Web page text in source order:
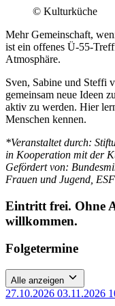
© Kulturküche
Mehr Gemeinschaft,
ist ein offenes Ü-55-
Atmosphäre.
Sven, Sabine und Steffi
gemeinsam neue Ideen
aktiv zu werden. Hier
Menschen kennen.
*Veranstaltet durch:
in Kooperation mit der
Gefördert von:
Frauen und Jugend,
Eintritt frei. Ohne
willkommen.
Folgetermine
Alle anzeigen
27.10.2026 03.11.2026